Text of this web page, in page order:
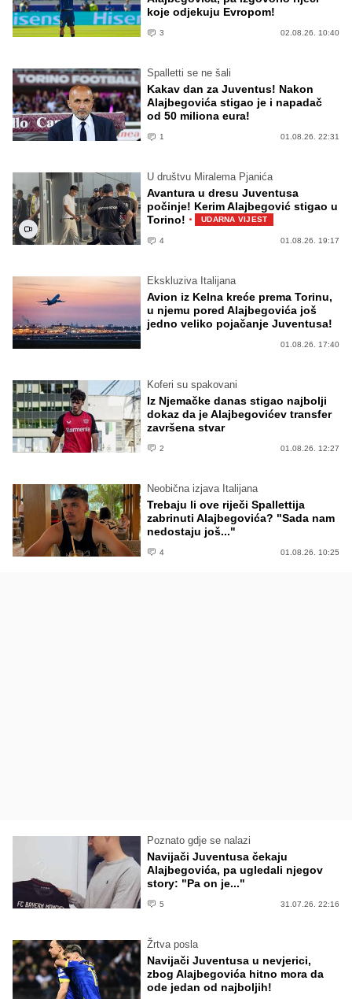
koje odjekuju Evropom!
3 02.08.26. 10:40
Spalletti se ne šali
Kakav dan za Juventus! Nakon
Alajbegovića stigao je i napadač
od 50 miliona eura!
1 01.08.26. 22:31
U društvu Miralema Pjanića
Avantura u dresu Juventusa
počinje! Kerim Alajbegović stigao u
Torino! · UDARNA VIJEST
4 01.08.26. 19:17
Ekskluziva Italijana
Avion iz Kelna kreće prema Torinu,
u njemu pored Alajbegovića još
jedno veliko pojačanje Juventusa!
01.08.26. 17:40
Koferi su spakovani
Iz Njemačke danas stigao najbolji
dokaz da je Alajbegovićev transfer
završena stvar
2 01.08.26. 12:27
Neobična izjava Italijana
Trebaju li ove riječi Spallettija
zabrinuti Alajbegovića? "Sada nam
nedostaju još..."
4 01.08.26. 10:25
Poznato gdje se nalazi
Navijači Juventusa čekaju
Alajbegovića, pa ugledali njegov
story: "Pa on je..."
5 31.07.26. 22:16
Žrtva posla
Navijači Juventusa u nevjerici,
zbog Alajbegovića hitno mora da
ode jedan od najboljih!